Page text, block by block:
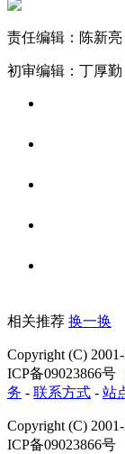
责任编辑：陈新亮
初审编辑：丁厚勤
相关推荐 换一换
Copyright (C) 2001-
ICP备09023866号
务 - 联系方式 - 站
Copyright (C) 2001-
ICP备09023866号